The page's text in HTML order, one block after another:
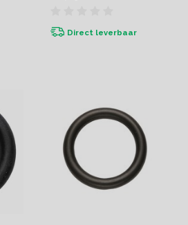
Direct leverbaar